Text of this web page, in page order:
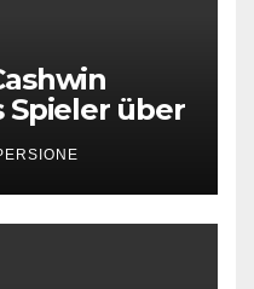
Spieler über